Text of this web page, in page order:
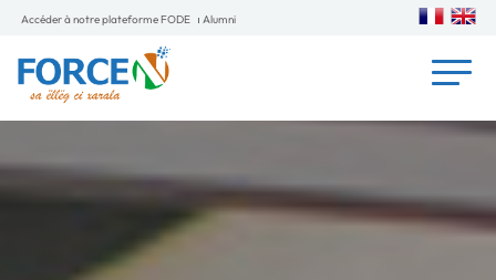
Accéder à notre plateforme FODE Alumni
Entrepreneuriat - Services